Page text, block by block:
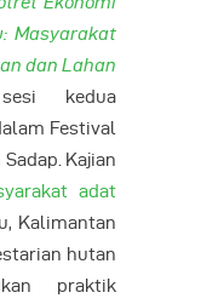
Masyarakat
dan Lahan
kedua
Festival
Kajian
adat
Kalimantan
hutan
praktik